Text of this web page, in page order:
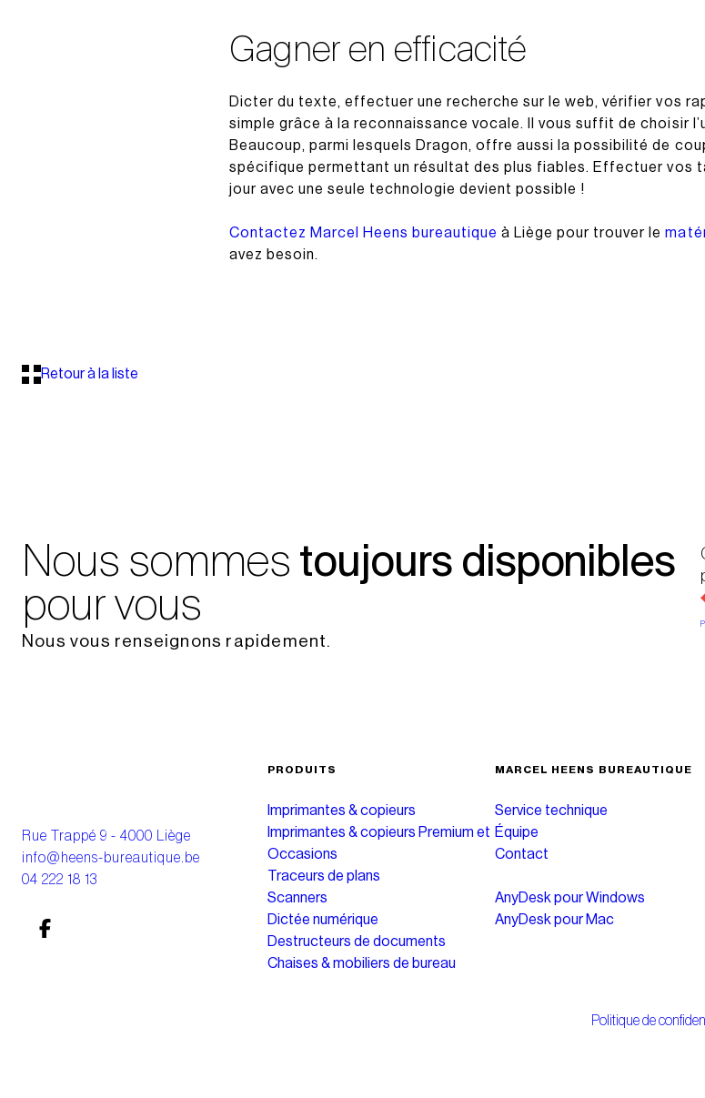
Gagner en efficacité
Dicter du texte, effectuer une recherche sur le web, vérifier vos
simple grâce à la reconnaissance vocale. Il vous suffit de choisir
Beaucoup, parmi lesquels Dragon, offre aussi la possibilité de
spécifique permettant un résultat des plus fiables. Effectuer vos
jour avec une seule technologie devient possible !
Contactez Marcel Heens bureautique à Liège pour trouver le
avez besoin.
Retour à la liste
Nous sommes toujours disponibles
pour vous
Nous vous renseignons rapidement.
Rue Trappé 9 - 4000 Liège
info@heens-bureautique.be
04 222 18 13
PRODUITS
Imprimantes & copieurs
Imprimantes & copieurs Premium et
Occasions
Traceurs de plans
Scanners
Dictée numérique
Destructeurs de documents
Chaises & mobiliers de bureau
MARCEL HEENS BUREAUTIQUE
Service technique
Équipe
Contact
AnyDesk pour Windows
AnyDesk pour Mac
Politique de